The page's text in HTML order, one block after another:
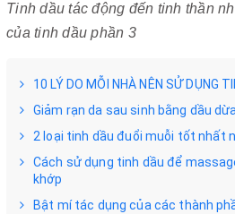
Tinh dầu tác động đến tinh thần
của tinh dầu phần 3
10 LÝ DO MỖI NHÀ NÊN SỬ DỤNG
Giảm rạn da sau sinh bằng dầu
2 loại tinh dầu đuổi muỗi tốt nhất
Cách sử dụng tinh dầu để
khớp
Bật mí tác dụng của các thành